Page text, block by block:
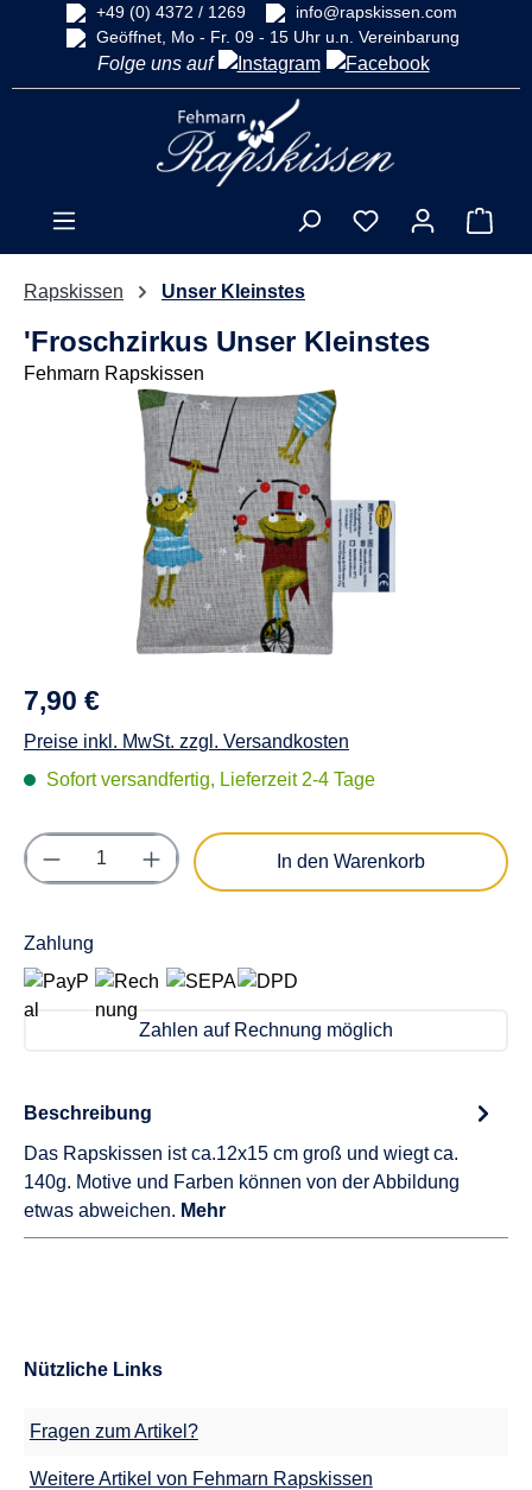
springen
+49 (0) 4372 / 1269
info@rapskissen.com
Geöffnet, Mo - Fr. 09 - 15 Uhr u.n. Vereinbarung
Folge uns auf
Rapskissen Unser Kleinstes
'Froschzirkus Unser Kleinstes
Fehmarn Rapskissen
Bildergalerie überspringen
7,90 €
Preise inkl. MwSt. zzgl. Versandkosten
Sofort versandfertig, Lieferzeit 2-4 Tage
Produkt Anzahl: Gib den gewünschten
In den Warenkorb
Zahlung
Zahlen auf Rechnung möglich
Beschreibung
Das Rapskissen ist ca.12x15 cm groß und wiegt ca.
140g. Motive und Farben können von der Abbildung
etwas abweichen. Mehr
Nützliche Links
Fragen zum Artikel?
Weitere Artikel von Fehmarn Rapskissen